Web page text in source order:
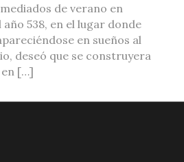
de verano en
año 538, en el lugar donde
en sueños al
deseó que se construyera
en […]